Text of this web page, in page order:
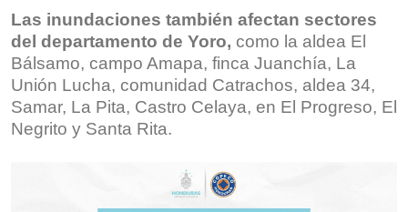
Las inundaciones también afectan sectores
del departamento de Yoro, como la aldea El
Bálsamo, campo Amapa, finca Juanchía, La
Unión Lucha, comunidad Catrachos, aldea 34,
Samar, La Pita, Castro Celaya, en El Progreso, El
Negrito y Santa Rita.